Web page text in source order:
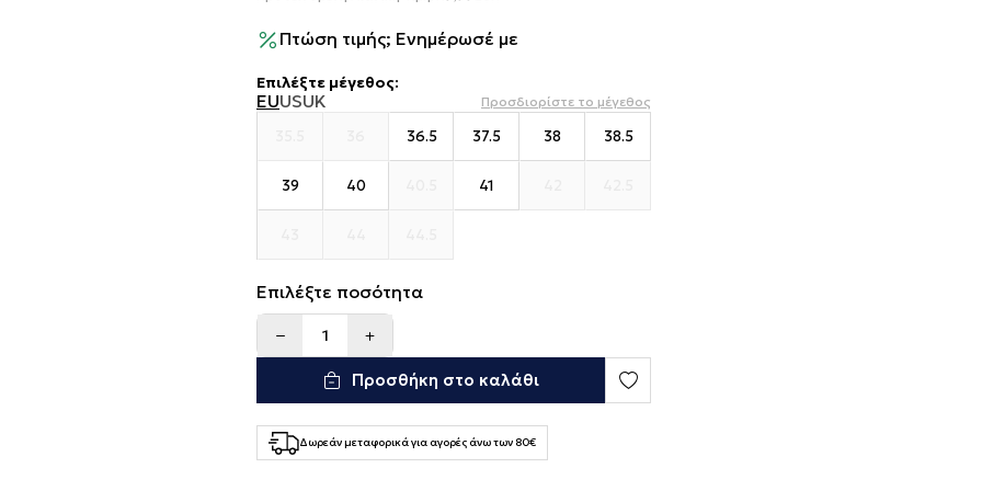
Πτώση τιμής; Ενημέρωσέ με
Επιλέξτε μέγεθος:
EUUSUK Προσδιορίστε το μέγεθος
36.5 37.5 38 38.5
39 40 41
Επιλέξτε ποσότητα
Προσθήκη στο καλάθι
Δωρεάν μεταφορικά για αγορές άνω των 80€